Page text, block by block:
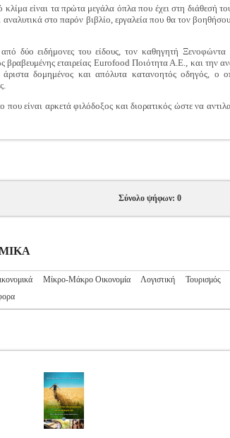
είναι τα πρώτα μεγάλα όπλα που έχει στη διάθεσή
στο παρόν βιβλίο, εργαλεία που θα τον
δύο ειδήμονες του είδους, τον καθηγητή
βραβευμένης εταιρείας Eurofood Ποιότητα Α.Ε., και την
δομημένος και απόλυτα κατανοητός οδηγός, ο
που είναι αρκετά φιλόδοξος και διορατικός ώστε να
Σύνολο ψήφων: 0
Μίκρο-Μάκρο Οικονομία Λογιστική Τουρισμός